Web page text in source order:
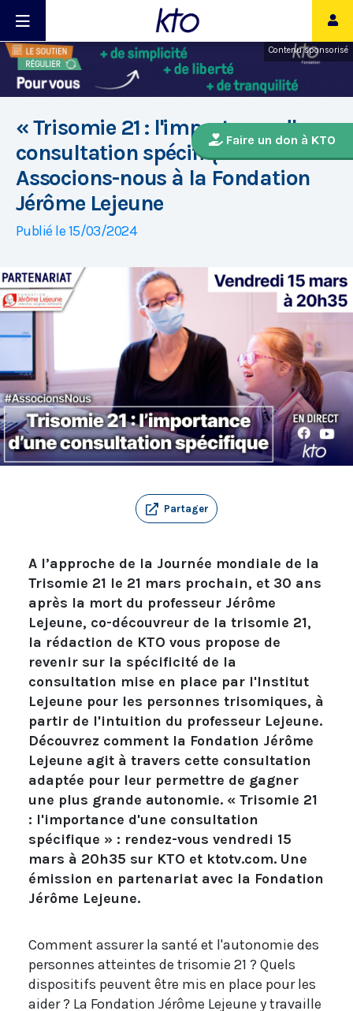
Contenu sponsorisé
Faire un don à KTO
« Trisomie 21 : l'importance d'une
consultation spécifique » :
Associons-nous à la Fondation
Jérôme Lejeune
Publié le 15/03/2024
Partager
A l’approche de la Journée mondiale de la
Trisomie 21 le 21 mars prochain, et 30 ans
après la mort du professeur Jérôme
Lejeune, co-découvreur de la trisomie 21,
la rédaction de KTO vous propose de
revenir sur la spécificité de la
consultation mise en place par l'Institut
Lejeune pour les personnes trisomiques, à
partir de l'intuition du professeur Lejeune.
Découvrez comment la Fondation Jérôme
Lejeune agit à travers cette consultation
adaptée pour leur permettre de gagner
une plus grande autonomie. « Trisomie 21
: l'importance d'une consultation
spécifique » : rendez-vous vendredi 15
mars à 20h35 sur KTO et ktotv.com. Une
émission en partenariat avec la Fondation
Jérôme Lejeune.
Comment assurer la santé et l'autonomie des
personnes atteintes de trisomie 21 ? Quels
dispositifs peuvent être mis en place pour les
aider ? La Fondation Jérôme Lejeune y travaille